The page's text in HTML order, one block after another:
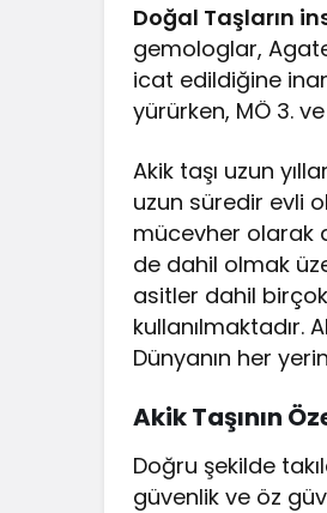
Doğal Taşların
gemologlar,
icat edildiğine
yürürken, MÖ 3.
Akik taşı uzun
uzun süredir evli
mücevher olarak
de dahil olmak
asitler dahil
kullanılmaktadır.
Dünyanın her
Akik Taşının
Doğru şekilde
güvenlik ve öz